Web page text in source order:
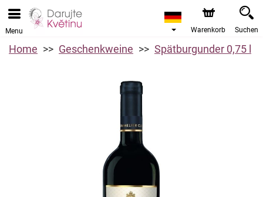
Menu Warenkorb Suchen
Home Geschenkweine Spätburgunder 0,75 l